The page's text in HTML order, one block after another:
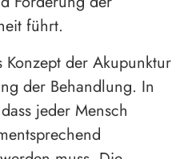
führt.
Konzept der Akupunktur
der Behandlung. In
jeder Mensch